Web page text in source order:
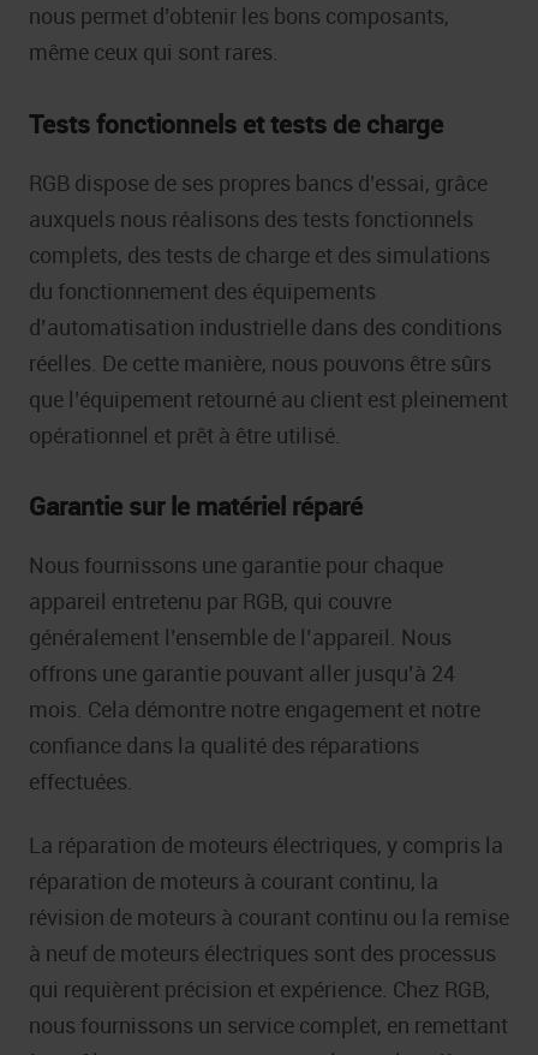
nous permet d’obtenir les bons composants,
même ceux qui sont rares.
Tests fonctionnels et tests de charge
RGB dispose de ses propres bancs d’essai, grâce
auxquels nous réalisons des tests fonctionnels
complets, des tests de charge et des simulations
du fonctionnement des équipements
d’automatisation industrielle dans des conditions
réelles. De cette manière, nous pouvons être sûrs
que l’équipement retourné au client est pleinement
opérationnel et prêt à être utilisé.
Garantie sur le matériel réparé
Nous fournissons une garantie pour chaque
appareil entretenu par RGB, qui couvre
généralement l’ensemble de l’appareil. Nous
offrons une garantie pouvant aller jusqu’à 24
mois. Cela démontre notre engagement et notre
confiance dans la qualité des réparations
effectuées.
La réparation de moteurs électriques, y compris la
réparation de moteurs à courant continu, la
révision de moteurs à courant continu ou la remise
à neuf de moteurs électriques sont des processus
qui requièrent précision et expérience. Chez RGB,
nous fournissons un service complet, en remettant